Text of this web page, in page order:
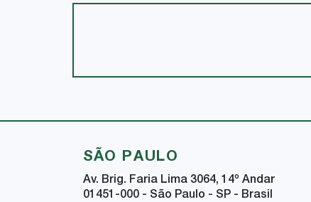
SÃO PAULO
Av. Brig. Faria Lima 3064, 14º Andar
01451-000 - São Paulo - SP - Brasil